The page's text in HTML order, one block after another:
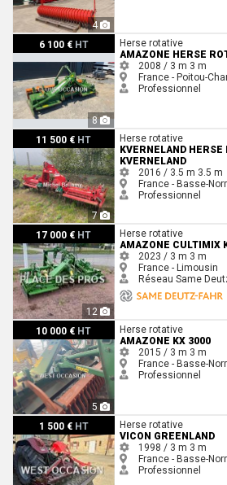
4
6 100 € HT
8
Amazone Herse rotative KE303 Amazone
Herse rotative
AMAZONE HERSE
2008 / 3 m 3 m
France - Poitou-
Professionnel
11 500 € HT
7
Kverneland Herse rotative NGS351 ELITE
Herse rotative
KVERNELAND
KVERNELAND
2016 / 3.5 m 3.5 m
France - Basse-
Professionnel
17 000 € HT
12
Amazone CULTIMIX KX 3001Herse rotative
AMAZONE CULTIMIX
2023 / 3 m 3 m
France - Limousin
Réseau Same
10 000 € HT
5
Amazone KX 3000
Herse rotative
AMAZONE KX 3000
2015 / 3 m 3 m
France - Basse-
Professionnel
1 500 € HT
Vicon GREENLAND
Herse rotative
VICON GREENLAND
1998 / 3 m 3 m
France - Basse-
Professionnel